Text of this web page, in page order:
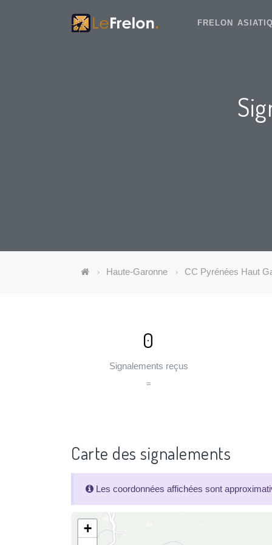
FRELON
Haute-Garonne CC Pyrénées Haut
0
Signalements reçus
=
Carte des signalements
Les coordonnées affichées sont
+